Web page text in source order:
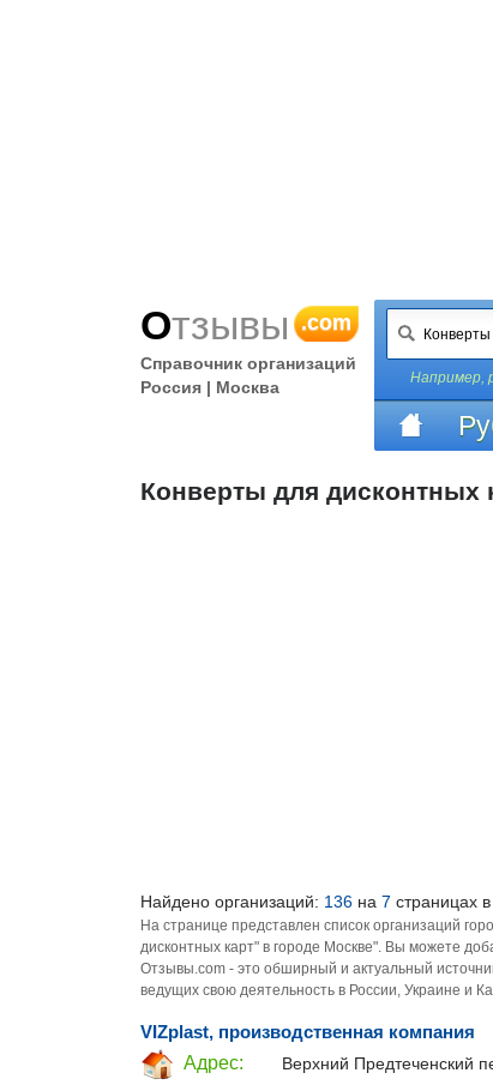
Отзывы .com
Справочник организаций
Россия | Москва
Например,
Конверты для дисконтных
Найдено организаций: 136 на 7 страницах
На странице представлен список организаций
дисконтных карт" в городе Москве". Вы можете
Отзывы.com - это обширный и актуальный
ведущих свою деятельность в России, Украине и
VIZplast, производственная компания
Адрес:
Верхний Предтеченский